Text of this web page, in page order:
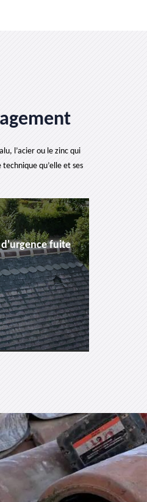
l’acier ou le zinc qui
qu’elle et ses
fuite